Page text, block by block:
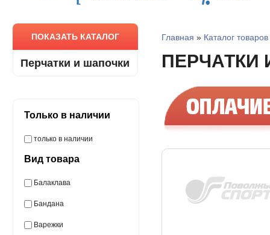
ПОКАЗАТЬ КАТАЛОГ
Перчатки и шапочки
Только в наличии
только в наличии
Вид товара
Балаклава
Бандана
Варежки
Главная » Каталог товаров
ПЕРЧАТКИ